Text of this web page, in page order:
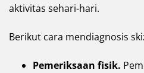
aktivitas sehari-hari.
Berikut cara mendiagnosis
Pemeriksaan fisik.